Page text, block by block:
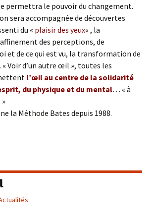
permettra le pouvoir du changement.
accompagnée de découvertes
du « plaisir des yeux« , la
des perceptions, de
et de ce qui est vu, la transformation de
« Voir d’un autre œil », toutes les
l’œil au centre de la solidarité
du physique et du mental… « à
la Méthode Bates depuis 1988.